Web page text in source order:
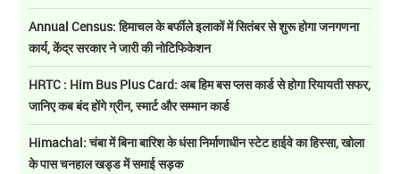
Annual Census: हिमाचल के बर्फीले इलाकों में सितंबर से शुरू होगा जनगणना
कार्य, केंद्र सरकार ने जारी की नोटिफिकेशन
HRTC : Him Bus Plus Card: अब हिम बस प्लस कार्ड से होगा रियायती सफर,
जानिए कब बंद होंगे ग्रीन, स्मार्ट और सम्मान कार्ड
Himachal: चंबा में बिना बारिश के धंसा निर्माणाधीन स्टेट हाईवे का हिस्सा, खोला
के पास चनहाल खड्ड में समाई सड़क